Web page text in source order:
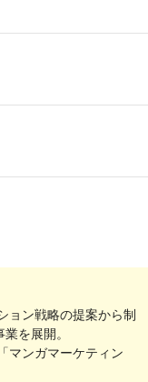
ョン戦略の提案から制
を展開。
マンガマーケティン